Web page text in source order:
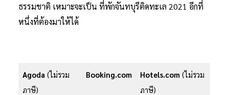
ธรรมชาติ เหมาะจะเป็น ที่พักจันทบุรีติดทะเล 2021 อีกที่
หนึ่งที่ต้องมาให้ได้
Agoda (ไม่รวม
ภาษี)
Booking.com Hotels.com (ไม่รวม
ภาษี)